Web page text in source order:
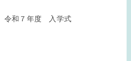
令和７年度 入学式